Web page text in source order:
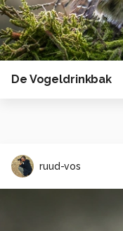
De Vogeldrinkbak
ruud-vos